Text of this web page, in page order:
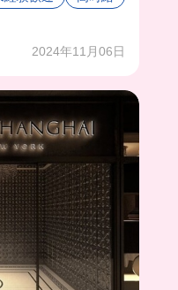
んなものを作って
2024年11月06日